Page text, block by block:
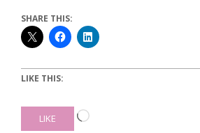
SHARE THIS:
LIKE THIS:
LIKE
Loading…